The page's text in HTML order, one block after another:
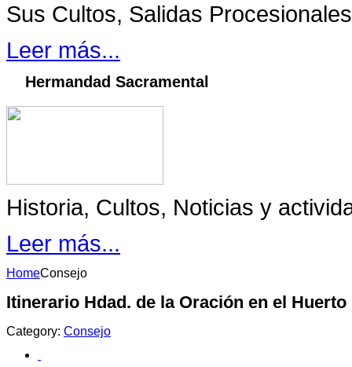
Sus Cultos, Salidas
Leer más...
Hermandad Sacramental
Historia, Cultos, Noticias y
Leer más...
HomeConsejo
Itinerario Hdad. de la Oración en el Huerto
Category: Consejo